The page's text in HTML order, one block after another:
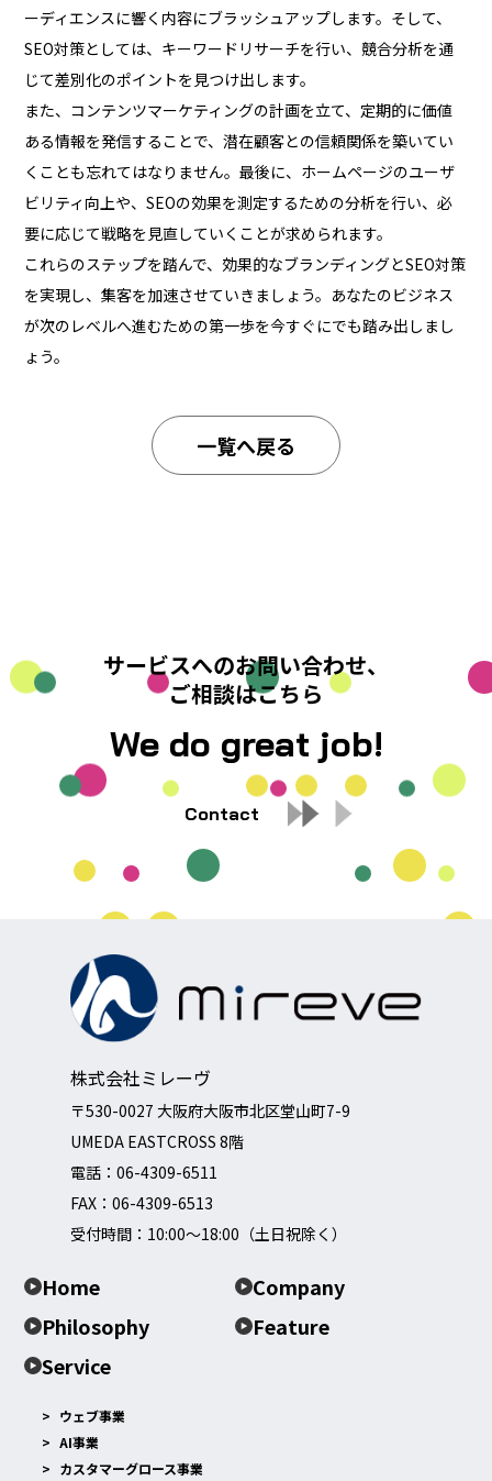
ーディエンスに響く内容にブラッシュアップします。そして、
SEO対策としては、キーワードリサーチを行い、競合分析を通
じて差別化のポイントを見つけ出します。
また、コンテンツマーケティングの計画を立て、定期的に価値
ある情報を発信することで、潜在顧客との信頼関係を築いてい
くことも忘れてはなりません。最後に、ホームページのユーザ
ビリティ向上や、SEOの効果を測定するための分析を行い、必
要に応じて戦略を見直していくことが求められます。
これらのステップを踏んで、効果的なブランディングとSEO対策
を実現し、集客を加速させていきましょう。あなたのビジネス
が次のレベルへ進むための第一歩を今すぐにでも踏み出しまし
ょう。
一覧へ戻る
サービスへのお問い合わせ、
ご相談はこちら
We do great job!
Contact
株式会社ミレーヴ
〒530-0027 大阪府大阪市北区堂山町7-9
UMEDA EASTCROSS 8階
電話： 06-4309-6511
FAX：06-4309-6513
受付時間：10:00～18:00（土日祝除く）
Home
Company
Philosophy
Feature
Service
ウェブ事業
AI事業
カスタマーグロース事業